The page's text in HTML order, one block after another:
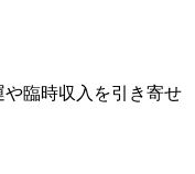
臨時収入を引き寄せ